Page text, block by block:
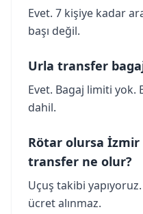
Evet. 7 kişiye kadar
başı değil.
Urla transfer
Evet. Bagaj limiti yok.
dahil.
Rötar olursa İzmir
transfer ne olur?
Uçuş takibi
ücret alınmaz.